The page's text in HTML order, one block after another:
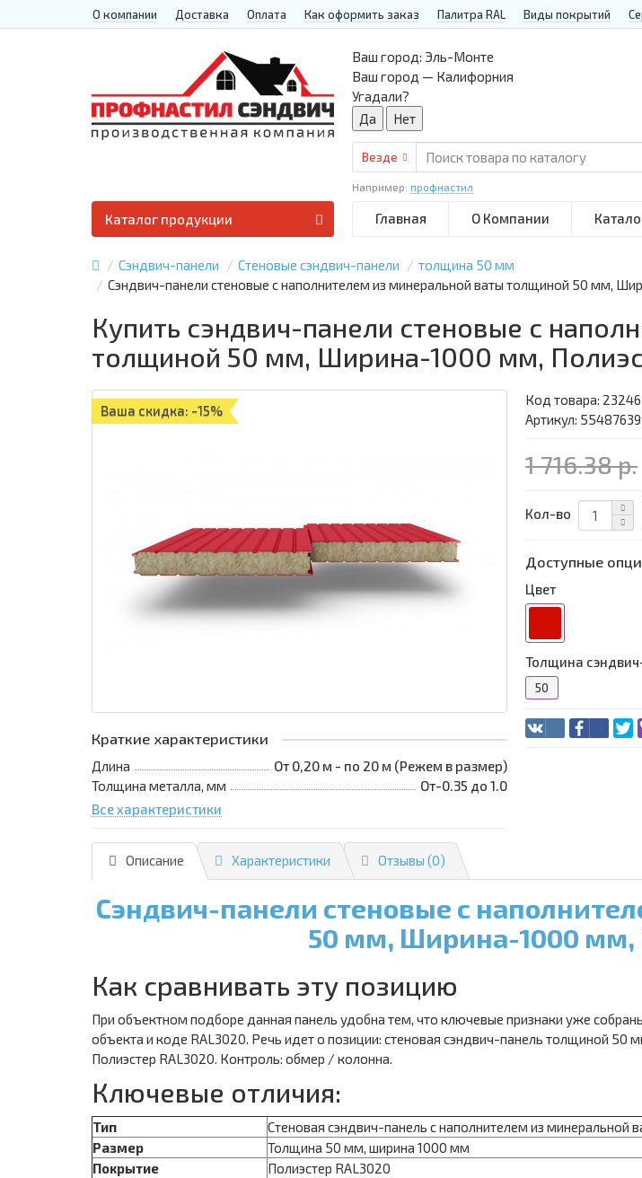
О компании Доставка Оплата Как оформить заказ Палитра RAL Виды покрытий
Ваш город: Эль-Монте
Ваш город — Калифорния
Угадали?
Везде
Например: профнастил
Главная О Компании
Каталог продукции
Сэндвич-панели Стеновые сэндвич-панели
толщина 50 мм
Сэндвич-панели стеновые с наполнителем из минеральной ваты толщиной 50 мм,
Купить сэндвич-панели стеновые с
толщиной 50 мм, Ширина-1000 мм,
Ваша скидка: -15%
Краткие характеристики
Длина
От 0,20 м - по 20 м (Режем в размер)
Толщина металла, мм
От-0.35 до 1.0
Все характеристики
Код товара:
Артикул:
1 716.38 р.
Кол-во
Доступные
Цвет
Толщина
50
Описание Характеристики Отзывы (0)
Сэндвич-панели стеновые с
50 мм, Ширина-1000 мм,
Как сравнивать эту позицию
При объектном подборе данная панель удобна тем, что ключевые признаки уже
объекта и коде RAL3020. Речь идет о позиции: стеновая сэндвич-панель толщиной
Полиэстер RAL3020. Контроль: обмер / колонна.
Ключевые отличия:
Тип
Стеновая сэндвич-панель с наполнителем из минеральной
Размер
Толщина 50 мм, ширина 1000 мм
Покрытие
Полиэстер RAL3020